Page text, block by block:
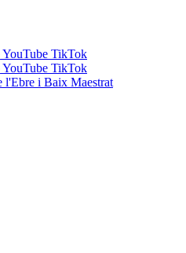
YouTube TikTok
YouTube TikTok